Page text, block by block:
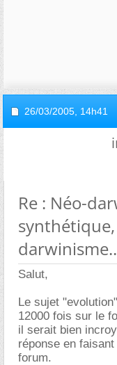
26/03/2005, 14h41
Re : Néo-
Salut,
Le sujet
12000 fois sur le
il serait bien
réponse en
forum.